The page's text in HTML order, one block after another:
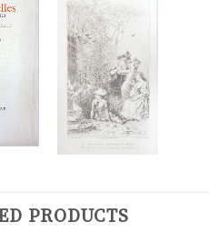
PRODUCTS